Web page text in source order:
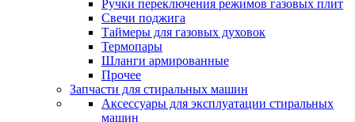
Ручки переключения режимов газовых плит
Свечи поджига
Таймеры для газовых духовок
Термопары
Шланги армированные
Прочее
Запчасти для стиральных машин
Аксессуары для эксплуатации стиральных
машин